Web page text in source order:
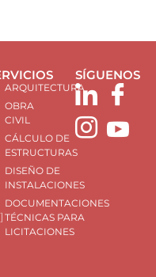
ARQUITECTURA
OBRA
CIVIL
CÁLCULO DE
ESTRUCTURAS
DISEÑO DE
INSTALACIONES
DOCUMENTACIONES
TÉCNICAS PARA
LICITACIONES
SÍGUENOS